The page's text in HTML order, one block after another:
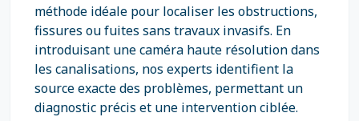
méthode idéale pour localiser les obstructions,
fissures ou fuites sans travaux invasifs. En
introduisant une caméra haute résolution dans
les canalisations, nos experts identifient la
source exacte des problèmes, permettant un
diagnostic précis et une intervention ciblée.